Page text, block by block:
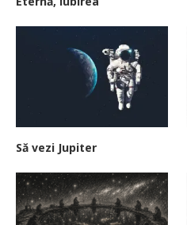
Să vezi Jupiter